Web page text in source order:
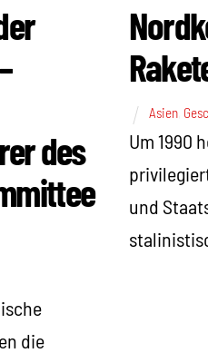
des
die
Asien,
Um 1990
und